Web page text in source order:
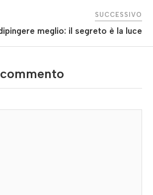
SUCCESSIVO
meglio: il segreto è la luce